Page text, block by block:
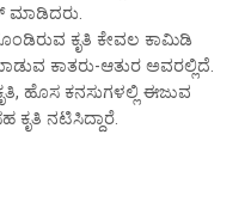
ಮಾಡಿದರು.
ಕೃತಿ ಕೇವಲ ಕಾಮಿಡಿ
ಕಾತರು-ಆತುರ ಅವರಲ್ಲಿದೆ.
ಹೊಸ ಕನಸುಗಳಲ್ಲಿ ಈಜುವ
ಕೃತಿ ನಟಿಸಿದ್ದಾರೆ.